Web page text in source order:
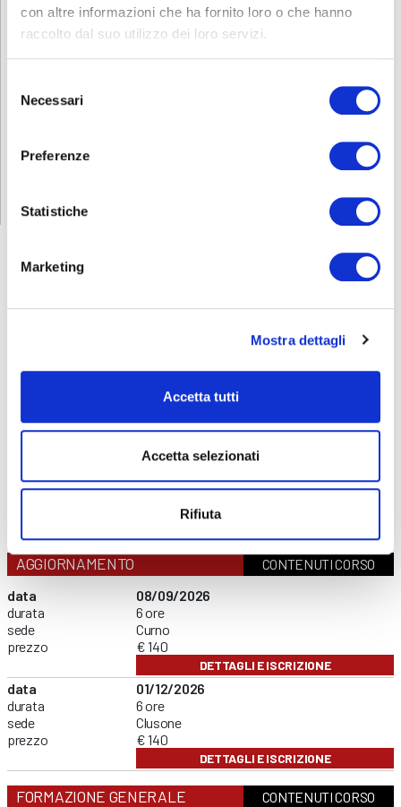
con altre informazioni che ha fornito loro o che hanno
raccolto dal suo utilizzo dei loro servizi.
delNecessari
Preferenze
Statistiche
Marketing
Mostra dettagli
Accetta tutti
Accetta selezionati
Rifiuta
Per avere ulteriori informazioni non esitate a contattarci allo
CORSISICUREZZA
Addetti al primo soccorso
Addetti al servizio antincendio
Carrello elevatore
Formazione lavoratori
Preposti
FORMAZIONE LAVORATORI
AGGIORNAMENTO
CONTENUTI CORSO
data
durata
sede
prezzo
08/09/2026
6 ore
Curno
€ 140
DETTAGLI E ISCRIZIONE
data
durata
sede
prezzo
01/12/2026
6 ore
Clusone
€ 140
DETTAGLI E ISCRIZIONE
FORMAZIONE GENERALE
CONTENUTI CORSO